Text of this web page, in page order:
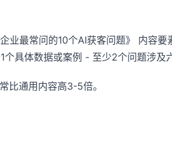
业最常问的10个AI获客问题》 内容
个具体数据或案例 - 至少2个问题涉及
比通用内容高3-5倍。